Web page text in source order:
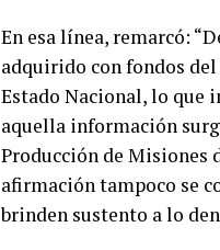
En esa línea, remarcó:
adquirido con fondos del
Estado Nacional, lo que
aquella información
Producción de Misiones
afirmación tampoco se
brinden sustento a lo